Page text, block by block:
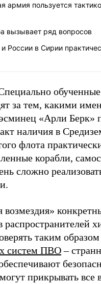
армия пользуется
вызывает ряд вопросов
России в Сирии
за тем, какими
«Арли Берк»
наличия в
флота
корабли,
сложно
возмездия»
таким
систем ПВО–
прикрывать все